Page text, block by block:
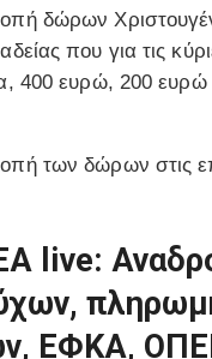
δώρων
που για τις
400 ευρώ, 200
των δώρων στις
live:
ΕΦΚΑ,